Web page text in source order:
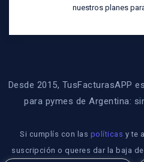
nuestros planes
Desde 2015, TusFacturasAPP
para pymes de Argentina:
Si cumplís con las políticas y te
suscripción o queres dar la baja